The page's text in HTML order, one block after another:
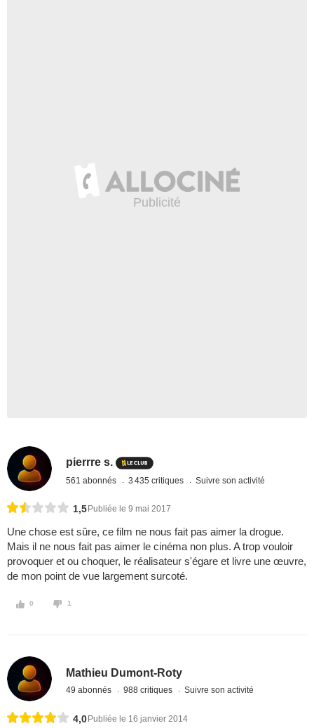
pierrre s.
561 abonnés 3 435 critiques Suivre son activité
1,5 Publiée le 9 mai 2017
Une chose est sûre, ce film ne nous fait pas aimer la drogue.
Mais il ne nous fait pas aimer le cinéma non plus. A trop vouloir
provoquer et ou choquer, le réalisateur s'égare et livre une œuvre,
de mon point de vue largement surcoté.
0 1
Mathieu Dumont-Roty
49 abonnés 988 critiques Suivre son activité
4,0 Publiée le 16 janvier 2014